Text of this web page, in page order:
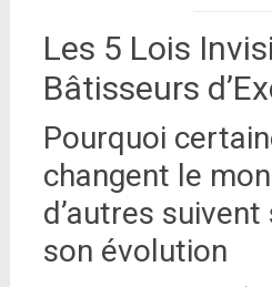
Les 5 Lois
Bâtisseurs
Pourquoi
changent le
d’autres
son évolution